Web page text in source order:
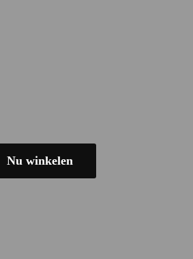
Nu winkelen